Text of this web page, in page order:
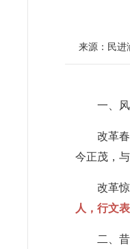
来源：民进
一、
改革
今正茂，
改革
人，行文
二、